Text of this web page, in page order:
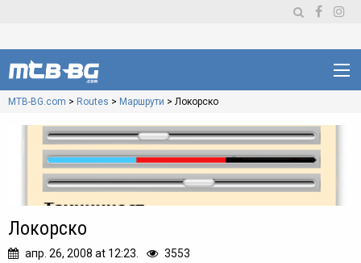
MTB-BG.com > Routes > Маршрути > Локорско
Локорско
апр. 26, 2008 at 12:23. 3553